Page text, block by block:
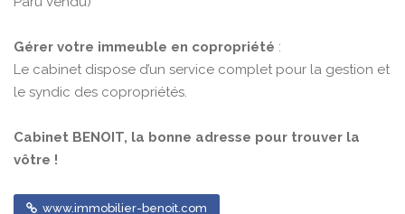
Gérer votre immeuble en copropriété :
Le cabinet dispose d’un service complet pour la gestion et
le syndic des copropriétés.
Cabinet BENOIT, la bonne adresse pour trouver la
vôtre !
www.immobilier-benoit.com